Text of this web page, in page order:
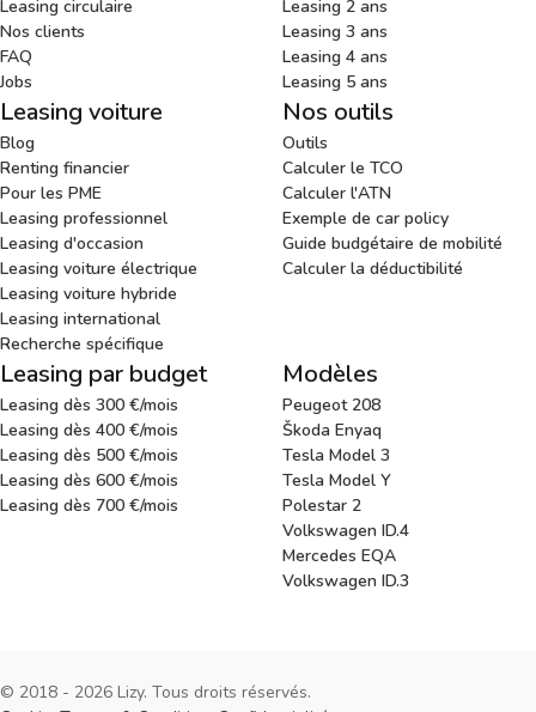
Leasing circulaire
Nos clients
FAQ
Jobs
Leasing 2 ans
Leasing 3 ans
Leasing 4 ans
Leasing 5 ans
Leasing voiture
Blog
Renting financier
Pour les PME
Leasing professionnel
Leasing d'occasion
Leasing voiture électrique
Leasing voiture hybride
Leasing international
Recherche spécifique
Nos outils
Outils
Calculer le TCO
Calculer l'ATN
Exemple de car policy
Guide budgétaire de mobilité
Calculer la déductibilité
Leasing par budget
Leasing dès 300 €/mois
Leasing dès 400 €/mois
Leasing dès 500 €/mois
Leasing dès 600 €/mois
Leasing dès 700 €/mois
Modèles
Peugeot 208
Škoda Enyaq
Tesla Model 3
Tesla Model Y
Polestar 2
Volkswagen ID.4
Mercedes EQA
Volkswagen ID.3
© 2018 - 2026 Lizy. Tous droits réservés.